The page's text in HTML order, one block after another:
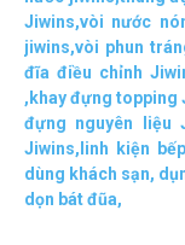
Jiwins,vòi nước
jiwins,vòi phun
đĩa điều chỉnh
, khay đựng topping
đựng nguyên liệu
Jiwins, linh kiện
dùng khách sạn,
dọn bát đũa,